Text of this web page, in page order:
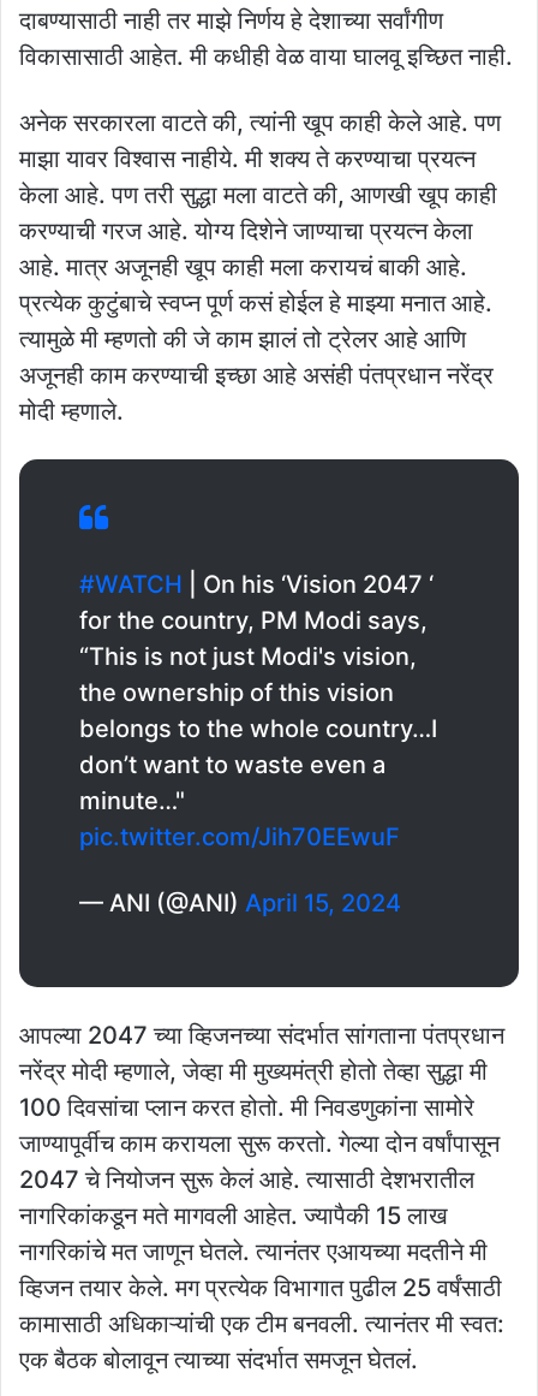
दाबण्यासाठी नाही तर माझे निर्णय हे देशाच्या सर्वांगीण
विकासासाठी आहेत. मी कधीही वेळ वाया घालवू इच्छित नाही.
अनेक सरकारला वाटते की, त्यांनी खूप काही केले आहे. पण
माझा यावर विश्वास नाहीये. मी शक्य ते करण्याचा प्रयत्न
केला आहे. पण तरी सुद्धा मला वाटते की, आणखी खूप काही
करण्याची गरज आहे. योग्य दिशेने जाण्याचा प्रयत्न केला
आहे. मात्र अजूनही खूप काही मला करायचं बाकी आहे.
प्रत्येक कुटुंबाचे स्वप्न पूर्ण कसं होईल हे माझ्या मनात आहे.
त्यामुळे मी म्हणतो की जे काम झालं तो ट्रेलर आहे आणि
अजूनही काम करण्याची इच्छा आहे असंही पंतप्रधान नरेंद्र
मोदी म्हणाले.
#WATCH | On his ‘Vision 2047 ‘
for the country, PM Modi says,
“This is not just Modi's vision,
the ownership of this vision
belongs to the whole country…I
don’t want to waste even a
minute…"
pic.twitter.com/Jih70EEwuF
— ANI (@ANI) April 15, 2024
आपल्या 2047 च्या व्हिजनच्या संदर्भात सांगताना पंतप्रधान
नरेंद्र मोदी म्हणाले, जेव्हा मी मुख्यमंत्री होतो तेव्हा सुद्धा मी
100 दिवसांचा प्लान करत होतो. मी निवडणुकांना सामोरे
जाण्यापूर्वीच काम करायला सुरू करतो. गेल्या दोन वर्षांपासून
2047 चे नियोजन सुरू केलं आहे. त्यासाठी देशभरातील
नागरिकांकडून मते मागवली आहेत. ज्यापैकी 15 लाख
नागरिकांचे मत जाणून घेतले. त्यानंतर एआयच्या मदतीने मी
व्हिजन तयार केले. मग प्रत्येक विभागात पुढील 25 वर्षंसाठी
कामासाठी अधिकाऱ्यांची एक टीम बनवली. त्यानंतर मी स्वत:
एक बैठक बोलावून त्याच्या संदर्भात समजून घेतलं.